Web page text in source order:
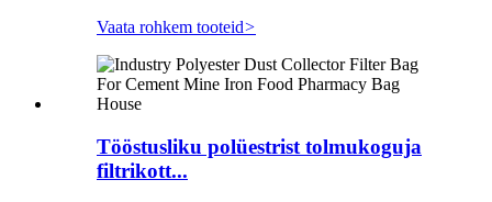
Vaata rohkem tooteid>
Tööstusliku polüestrist tolmukoguja
filtrikott...